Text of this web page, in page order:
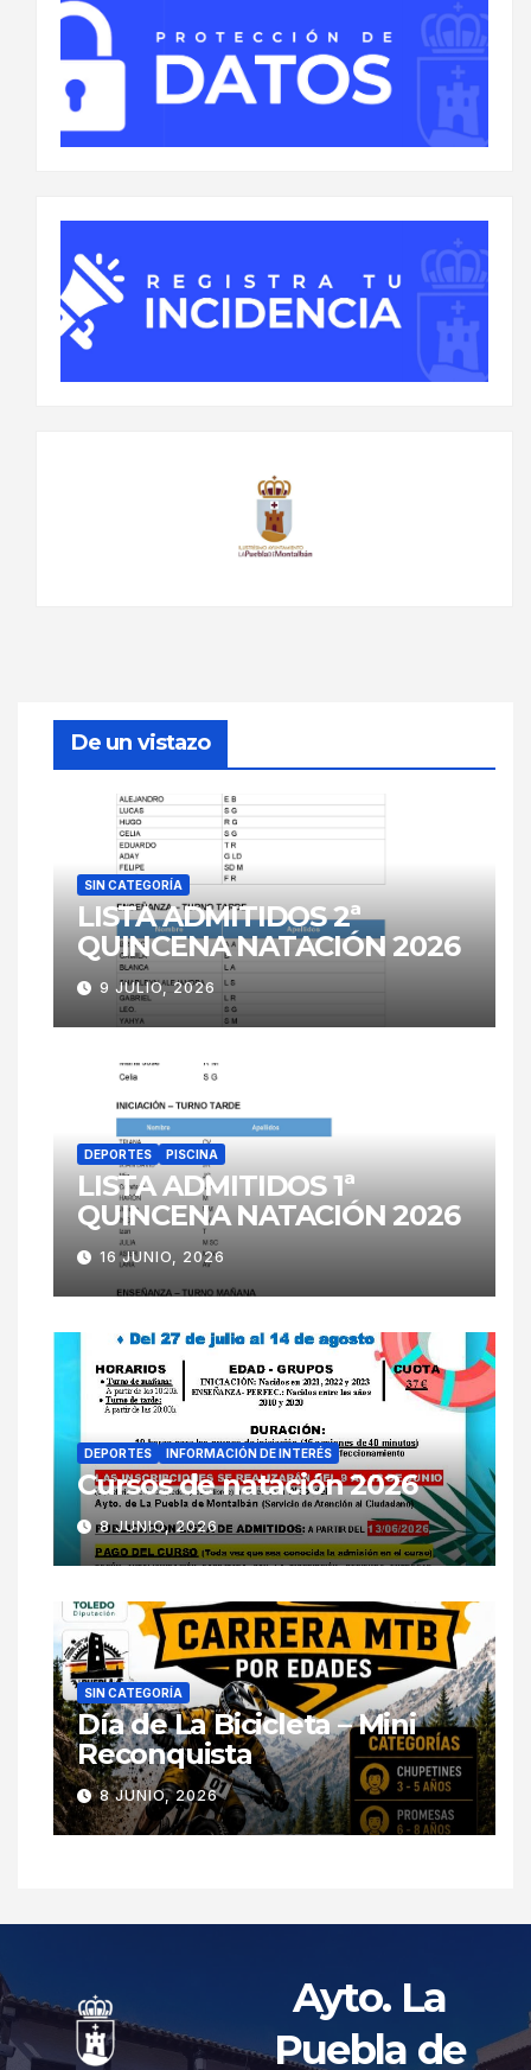
De un vistazo
SIN CATEGORÍA
LISTA ADMITIDOS 2ª
QUINCENA NATACIÓN 2026
9 JULIO, 2026
DEPORTES PISCINA
LISTA ADMITIDOS 1ª
QUINCENA NATACIÓN 2026
16 JUNIO, 2026
DEPORTES INFORMACIÓN DE INTERÉS
Cursos de natación 2026
8 JUNIO, 2026
SIN CATEGORÍA
Día de La Bicicleta – Mini
Reconquista
8 JUNIO, 2026
Ayto. La
Puebla de